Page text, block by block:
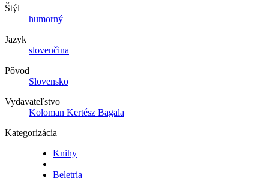
Štýl
humorný
Jazyk
slovenčina
Pôvod
Slovensko
Vydavateľstvo
Koloman Kertész Bagala
Kategorizácia
Knihy
Beletria